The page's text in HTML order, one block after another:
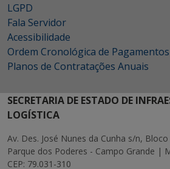
LGPD
Fala Servidor
Acessibilidade
Ordem Cronológica de Pagamentos
Planos de Contratações Anuais
SECRETARIA DE ESTADO DE
LOGÍSTICA
Av. Des. José Nunes da Cunha s/n,
Parque dos Poderes - Campo Grande |
CEP: 79.031-310